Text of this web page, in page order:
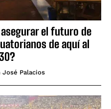
el futuro de
de aquí al
José Palacios